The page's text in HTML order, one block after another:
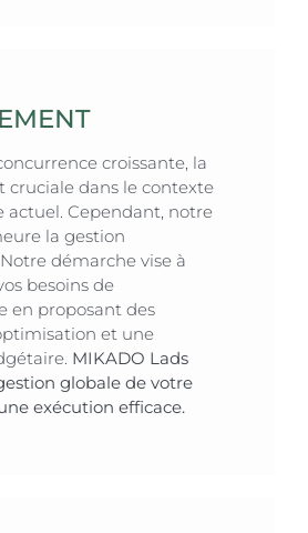
croissante, la
cruciale dans le contexte
actuel. Cependant, notre
la gestion
démarche vise à
besoins de
en proposant des
et une
MIKADO Lads
globale de votre
exécution efficace.